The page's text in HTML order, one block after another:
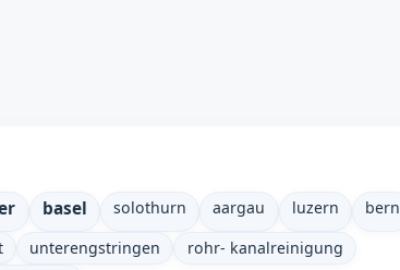
basel solothurn aargau luzern bern
unterengstringen
rohr- kanalreinigung